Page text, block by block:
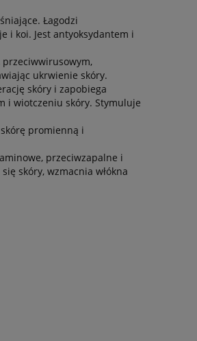
Łagodzi
i koi. Jest antyoksydantem i
przeciwwirusowym,
ukrwienie skóry.
skóry i zapobiega
i wiotczeniu skóry. Stymuluje
promienną i
przeciwzapalne i
skóry, wzmacnia włókna